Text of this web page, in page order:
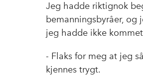
Jeg hadde riktignok
bemanningsbyråer, og
jeg hadde ikke
- Flaks for meg at jeg
kjennes trygt.